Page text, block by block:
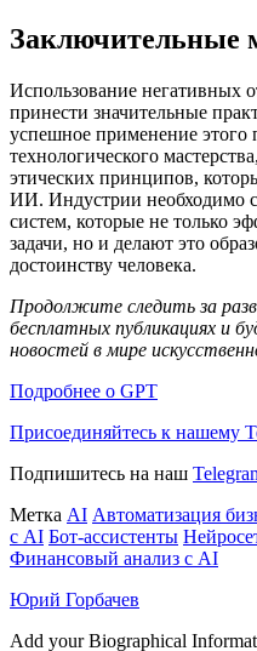
Заключительные
Использование негативных
принести значительные
успешное применение этого
технологического
этических принципов,
ИИ. Индустрии необходимо
систем, которые не только
задачи, но и делают это
достоинству человека.
Продолжите следить за
бесплатных публикациях и
новостей в мире
Подробнее о GPT
Присоединяйтесь к нашему
Подпишитесь на наш
Метка AI Автоматизация
с AI Бот-ассистенты
Финансовый анализ с AI
Юрий Горбачев
Add your Biographical